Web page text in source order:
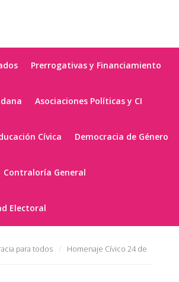
Prerrogativas y Financiamiento
Asociaciones Políticas y CI
Cívica Democracia de Género
Contraloría General
Electoral
para todos
Homenaje Cívico 24 de